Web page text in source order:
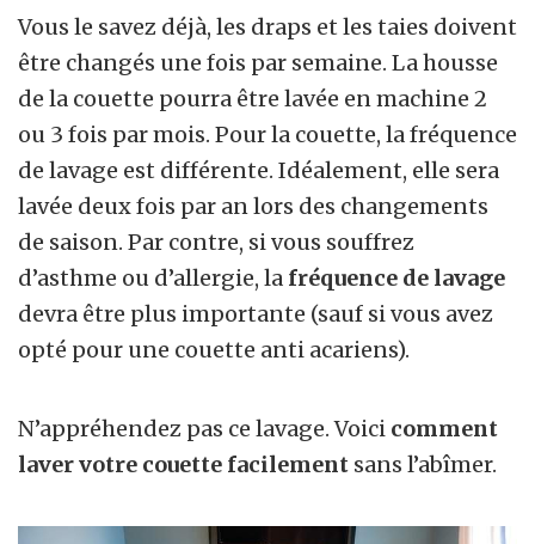
Vous le savez déjà, les draps et les taies doivent
être changés une fois par semaine. La housse
de la couette pourra être lavée en machine 2
ou 3 fois par mois. Pour la couette, la fréquence
de lavage est différente. Idéalement, elle sera
lavée deux fois par an lors des changements
de saison. Par contre, si vous souffrez
d’asthme ou d’allergie, la fréquence de lavage
devra être plus importante (sauf si vous avez
opté pour une couette anti acariens).
N’appréhendez pas ce lavage. Voici comment
laver votre couette facilement sans l’abîmer.